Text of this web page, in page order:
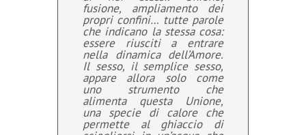
fusione, ampliamento dei
propri confini… tutte parole
che indicano la stessa cosa:
essere riusciti a entrare
nella dinamica dell’Amore.
Il sesso, il semplice sesso,
appare allora solo come
uno strumento che
alimenta questa Unione,
una specie di calore che
permette al ghiaccio di